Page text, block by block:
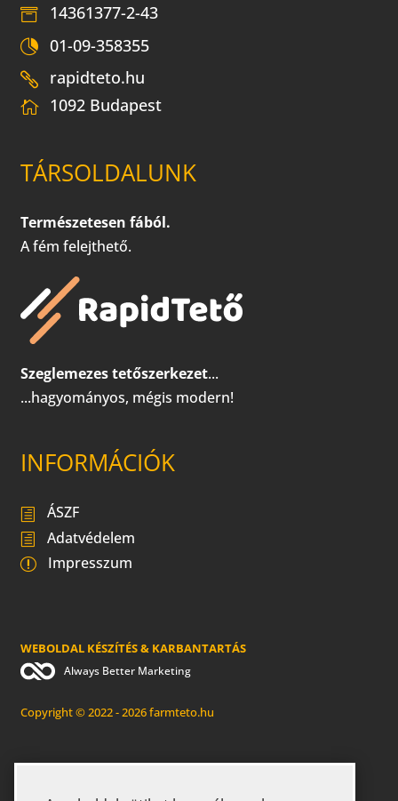
14361377-2-43
01-09-358355
rapidteto.hu
1092 Budapest
TÁRSOLDALUNK
Természetesen fából.
A fém felejthető.
Szeglemezes tetőszerkezet...
...hagyományos, mégis modern!
INFORMÁCIÓK
ÁSZF
Adatvédelem
Impresszum
WEBOLDAL KÉSZÍTÉS & KARBANTARTÁS
Always Better Marketing
Copyright © 2022 - 2026 farmteto.hu